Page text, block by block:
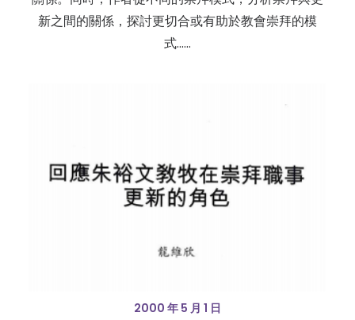
新之間的關係，探討更切合或有助於教會崇拜的模
式……
2000 年 5 月 1 日